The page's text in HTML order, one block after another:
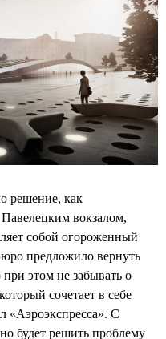
решение, как
вокзалом,
собой огороженный
предложило вернуть
этом не забывать о
сочетает в себе
«Аэроэкспресса». С
будет решить проблему